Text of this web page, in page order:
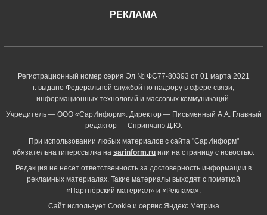
РЕКЛАМА
Регистрационный номер серия Эл № ФС77-80393 от 01 марта 2021
г. выдано Федеральной службой по надзору в сфере связи,
информационных технологий и массовых коммуникаций.
Учредитель — ООО «СарИнформ». Директор — Письменный А.А. Главный
редактор — Спринчанэ Д.Ю.
При использовании любых материалов с сайта "СарИнформ"
обязательна гиперссылка на sarinform.ru или на страницу с новостью.
Редакция не несет ответственность за достоверность информации в
рекламных материалах. Такие материалы выходят с пометкой
«Партнёрский материал» и «Реклама».
Сайт использует Cookie и сервиc Яндекс.Метрика